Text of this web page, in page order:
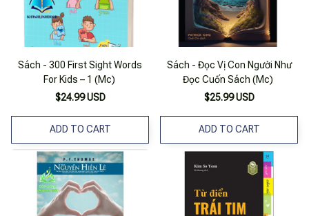
Sách - 300 First Sight Words
For Kids – 1 (Mc)
$24.99 USD
ADD TO CART
Sách - Đọc Vị Con Người Như
Đọc Cuốn Sách (Mc)
$25.99 USD
ADD TO CART